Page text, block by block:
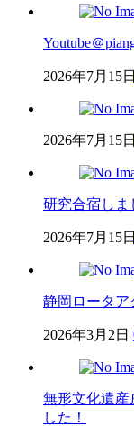
Youtube＠
2026年7月15日
2026年7月15日
研究合宿しま
2026年7月15日
静岡ロータア
2026年3月2日
無形文化遺産
した！